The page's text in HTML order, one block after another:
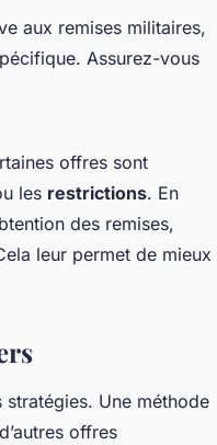
aux remises militaires,
Assurez-vous
offres sont
les restrictions. En
des remises,
leur permet de mieux
stratégies. Une méthode
offres